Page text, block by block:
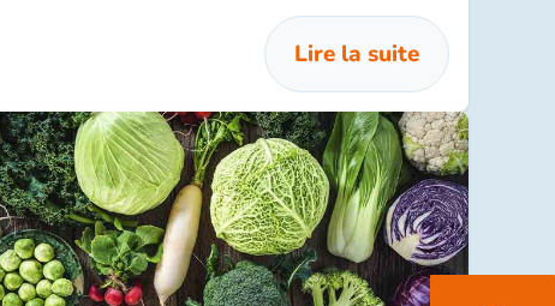
trop votre budget voici quelques bons réflexes
Lire la suite